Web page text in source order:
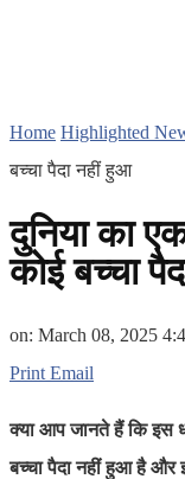
Home Highlighted
बच्चा पैदा नहीं हुआ
दुनिया का
कोई बच्चा
on: March 08, 2025
Print Email
क्या आप जानते हैं कि इस
बच्चा पैदा नहीं हुआ है और